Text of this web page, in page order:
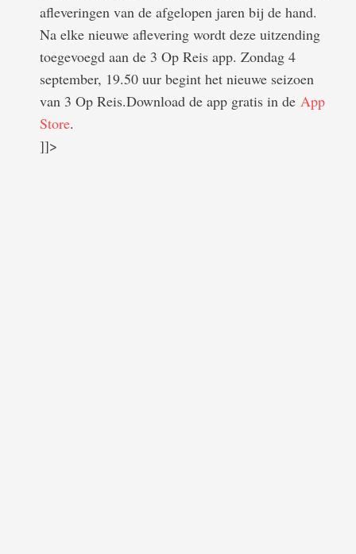
afleveringen van de afgelopen jaren bij de hand.
Na elke nieuwe aflevering wordt deze uitzending
toegevoegd aan de 3 Op Reis app. Zondag 4
september, 19.50 uur begint het nieuwe seizoen
van 3 Op Reis.Download de app gratis in de App
Store.
]]>